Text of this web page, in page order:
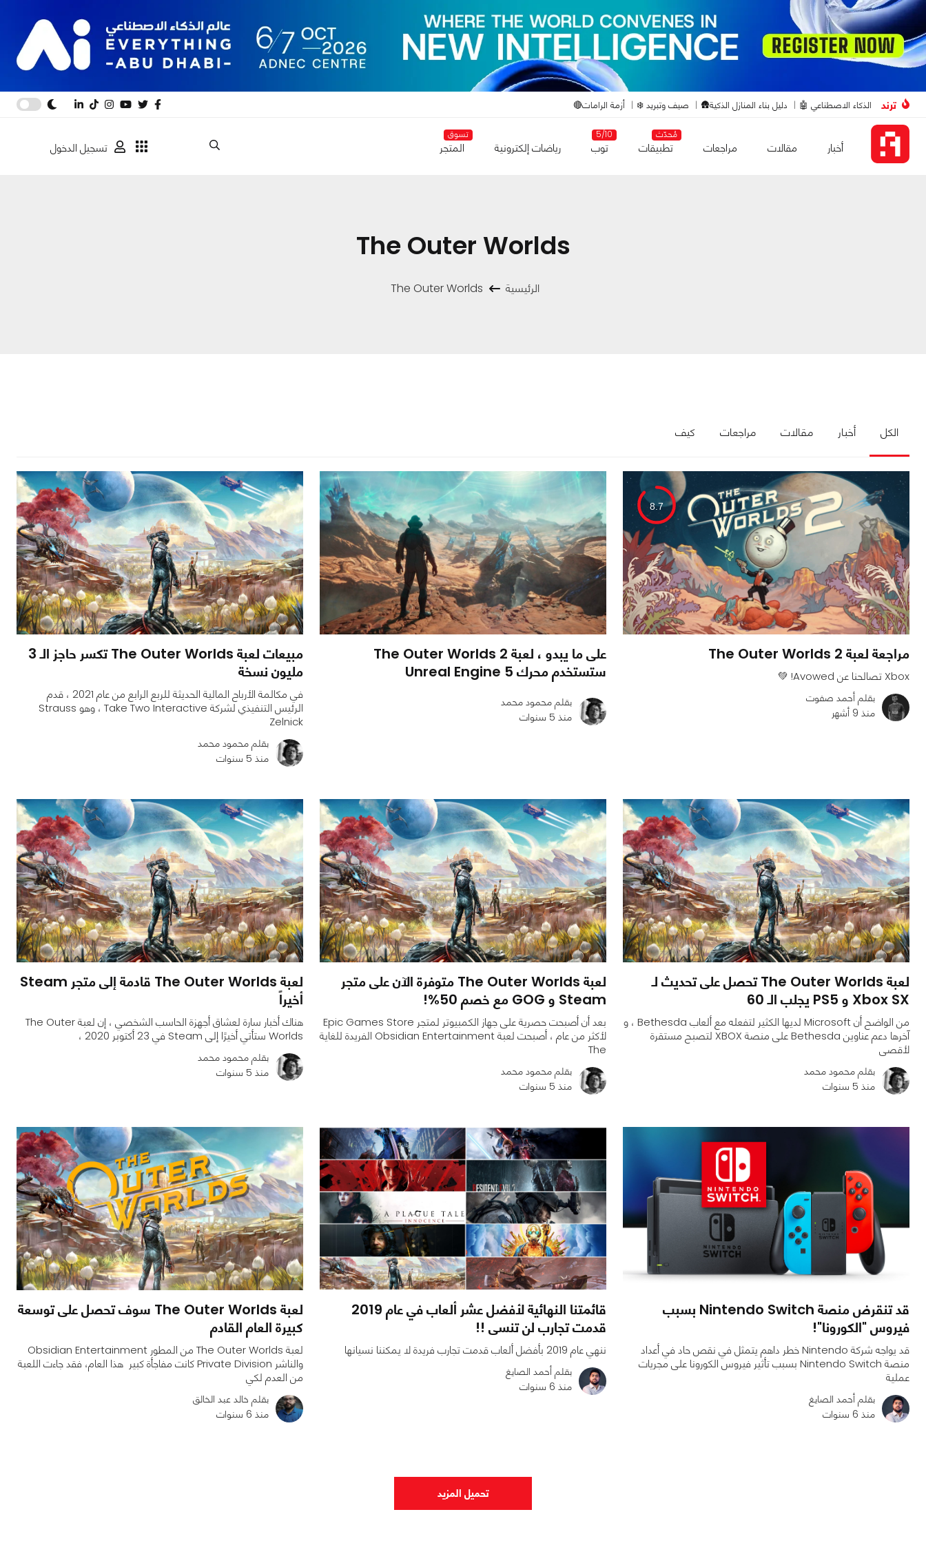
ترند الذكاء الاصطناعي 🤖 دليل بناء المنازل الذكية🛖 صيف وتبريد ❄️ أزمة الرامات🔴
أخبار مقالات مراجعات
مُحدّث
تطبيقات
5/10
توب رياضات إلكترونية
تسوق
المتجر تسجيل الدخول
The Outer Worlds
الرئيسية The Outer Worlds
الكل أخبار مقالات مراجعات كيف
8.7
مراجعة لعبة The Outer Worlds 2
Xbox تصالحنا عن Avowed! 💚
بقلم أحمد صفوت
منذ 9 أشهر
على ما يبدو ، لعبة The Outer Worlds 2
ستستخدم محرك Unreal Engine 5
بقلم محمود محمد
منذ 5 سنوات
مبيعات لعبة The Outer Worlds تكسر حاجز الـ 3
مليون نسخة
في مكالمة الأرباح المالية الحديثة للربع الرابع من عام 2021 ، قدم
الرئيس التنفيذي لشركة Take Two Interactive ، وهو Strauss
Zelnick
بقلم محمود محمد
منذ 5 سنوات
لعبة The Outer Worlds تحصل على تحديث لـ
Xbox SX و PS5 يجلب الـ 60
من الواضح أن Microsoft لديها الكثير لتفعله مع ألعاب Bethesda ، و
آخرها دعم عناوين Bethesda على منصة XBOX لتصبح مستقرة
لأقصى
بقلم محمود محمد
منذ 5 سنوات
لعبة The Outer Worlds متوفرة الآن على متجر
Steam و GOG مع خصم 50%!
بعد أن أصبحت حصرية على جهاز الكمبيوتر لمتجر Epic Games Store
لأكثر من عام ، أصبحت لعبة Obsidian Entertainment الفريدة للغاية
The
بقلم محمود محمد
منذ 5 سنوات
لعبة The Outer Worlds قادمة إلى متجر Steam
أخيراً
هناك أخبار سارة لعشاق أجهزة الحاسب الشخصي ، إن لعبة The Outer
Worlds ستأتي أخيرًا إلى Steam في 23 أكتوبر 2020 ،
بقلم محمود محمد
منذ 5 سنوات
قد تنقرض منصة Nintendo Switch بسبب
فيروس "الكورونا"!
قد يواجه شركة Nintendo خطر داهم يتمثل في نقص حاد في أعداد
منصة Nintendo Switch بسبب تأثير فيروس الكورونا على مجريات
عملية
بقلم أحمد الصايغ
منذ 6 سنوات
قائمتنا النهائية لأفضل عشر ألعاب في عام 2019
قدمت تجارب لن تنسى !!
ننهي عام 2019 بأفضل ألعاب قدمت تجارب فريدة لا يمكننا نسيانها
بقلم أحمد الصايغ
منذ 6 سنوات
لعبة The Outer Worlds سوف تحصل على توسعة
كبيرة العام القادم
لعبة The Outer Worlds من المطور Obsidian Entertainment
والناشر Private Division كانت مفاجأة كبير هذا العام، فقد جاءت اللعبة
من العدم لكي
بقلم خالد عبد الخالق
منذ 6 سنوات
تحميل المزيد